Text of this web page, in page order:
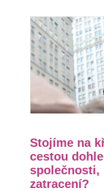
Stojíme na
cestou
společnosti,
zatracení?